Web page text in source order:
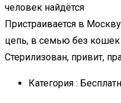
человек найдётся
Пристраивается в
цепь, в семью без кошек
Стерилизован, привит,
Категория :